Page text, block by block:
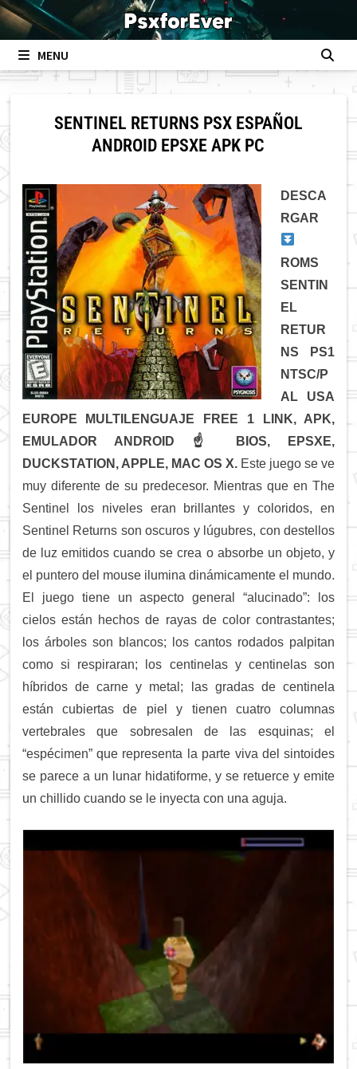
Skip
to
contentMENU
SENTINEL RETURNS PSX ESPAÑOL
ANDROID EPSXE APK PC
DESCA
RGAR
ROMS
SENTIN
EL
RETUR
NS PS1
NTSC/P
AL USA
EUROPE MULTILENGUAJE FREE 1 LINK, APK,
EMULADOR ANDROID ☝
BIOS, EPSXE,
DUCKSTATION, APPLE, MAC OS X. Este juego se ve
muy diferente de su predecesor. Mientras que en The
Sentinel los niveles eran brillantes y coloridos, en
Sentinel Returns son oscuros y lúgubres, con destellos
de luz emitidos cuando se crea o absorbe un objeto, y
el puntero del mouse ilumina dinámicamente el mundo.
El juego tiene un aspecto general “alucinado”: los
cielos están hechos de rayas de color contrastantes;
los árboles son blancos; los cantos rodados palpitan
como si respiraran; los centinelas y centinelas son
híbridos de carne y metal; las gradas de centinela
están cubiertas de piel y tienen cuatro columnas
vertebrales que sobresalen de las esquinas; el
“espécimen” que representa la parte viva del sintoides
se parece a un lunar hidatiforme, y se retuerce y emite
un chillido cuando se le inyecta con una aguja.